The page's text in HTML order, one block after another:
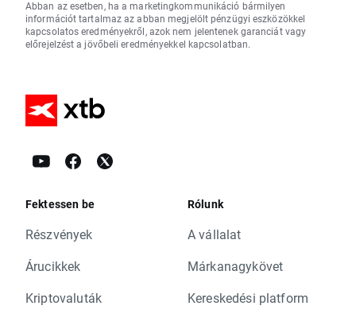
Abban az esetben, ha a marketingkommunikáció bármilyen
információt tartalmaz az abban megjelölt pénzügyi eszközökkel
kapcsolatos eredményekről, azok nem jelentenek garanciát vagy
előrejelzést a jövőbeli eredményekkel kapcsolatban.
Fektessen be
Részvények
Árucikkek
Kriptovaluták
Rólunk
A vállalat
Márkanagykövet
Kereskedési platform